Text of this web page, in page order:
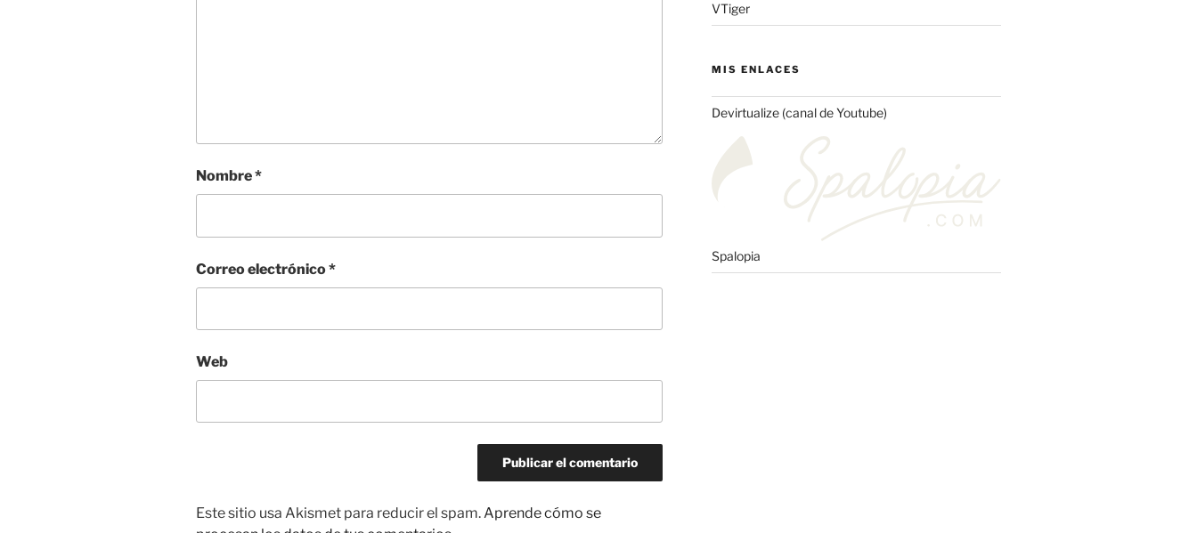
Nombre*
Correo electrónico*
Web
Este sitio usa Akismet para reducir el spam.Aprende cómo se
VTiger
MIS ENLACES
Devirtualize (canal de Youtube)
Spalopia